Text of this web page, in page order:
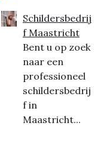
Schildersbedrij
f Maastricht
Bent u op zoek
naar een
professioneel
schildersbedrij
f in
Maastricht...